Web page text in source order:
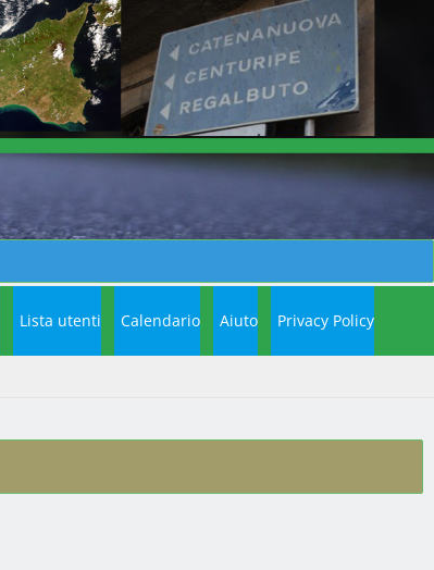
Lista utenti Calendario Aiuto Privacy Policy